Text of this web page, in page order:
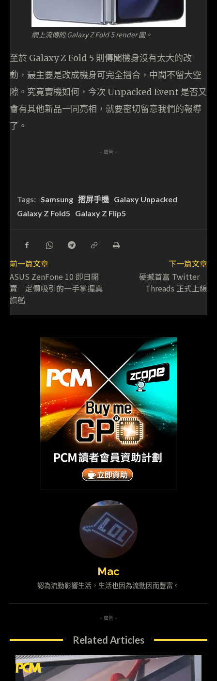
網上流傳的 Galaxy Z Fold 5 render 圖。
至於 Galaxy Z Fold 5 則傳聞機身沒有太大的改
動，最主要是改成機身可完全摺合，中間不留大空
隙。究竟實機如何，今次 Unpacked Event 是否又
會有其他新品一同亮相，就要密切留意我們的報導
了。
- 廣告 -
Tags: Samsung 摺屏手機 Galaxy Unpacked
Galaxy Z Fold5
Galaxy Z Flip5
前一篇文章
ASUS ZenFone 10 即日開
賣 定價吸引的一手掌握真
旗艦
下一篇文章
硬撼首富 Twitter
Threads 正式上線
Mac
認為流動影響生活，生活也因為流動因而豐富。
- 廣告 -
Related Articles